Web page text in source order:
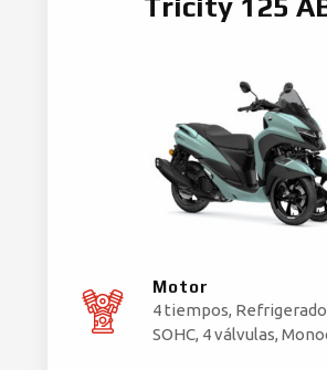
Tricity 125
Motor
4 tiempos,
SOHC, 4 válvulas,